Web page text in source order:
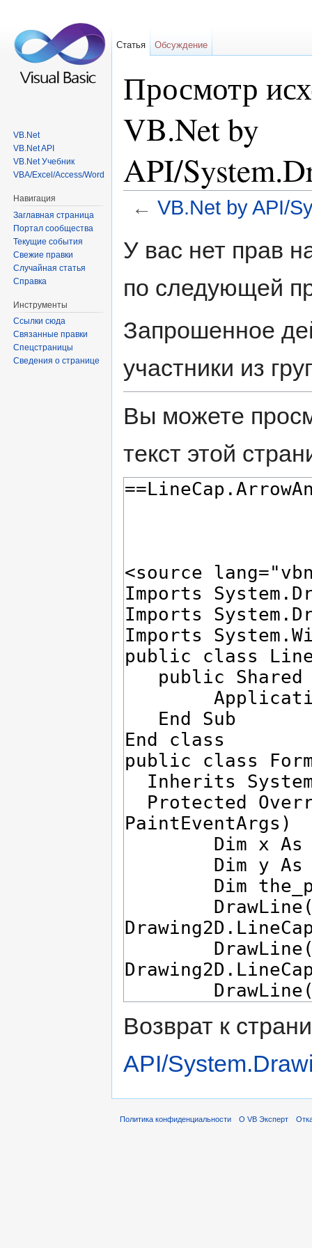
Просмотр
VB.Net by
API/
← VB.Net by API/
У вас нет прав
по следующей
Запрошенное
участники из
Вы можете
текст этой
Возврат к
API/
Статья Обсуждение
VB.Net
VB.Net API
VB.Net Учебник
VBA/Excel/Access/Word
Навигация
Заглавная страница
Портал сообщества
Текущие события
Свежие правки
Случайная статья
Справка
Инструменты
Ссылки сюда
Связанные правки
Спецстраницы
Сведения о странице
Политика конфиденциальности О VB Эксперт